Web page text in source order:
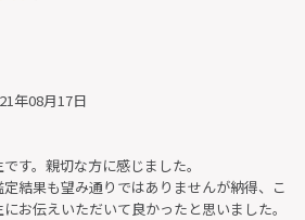
年08月17日
す。親切な方に感じました。
結果も望み通りではありませんが納得、こ
お伝えいただいて良かったと思いました。